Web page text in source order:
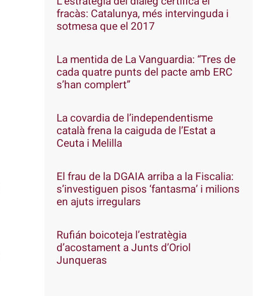
fracàs: Catalunya, més intervinguda i
sotmesa que el 2017
La mentida de La Vanguardia: “Tres de
cada quatre punts del pacte amb ERC
s’han complert”
La covardia de l’independentisme
català frena la caiguda de l’Estat a
Ceuta i Melilla
El frau de la DGAIA arriba a la Fiscalia:
s’investiguen pisos ‘fantasma’ i milions
en ajuts irregulars
Rufián boicoteja l’estratègia
d’acostament a Junts d’Oriol
Junqueras